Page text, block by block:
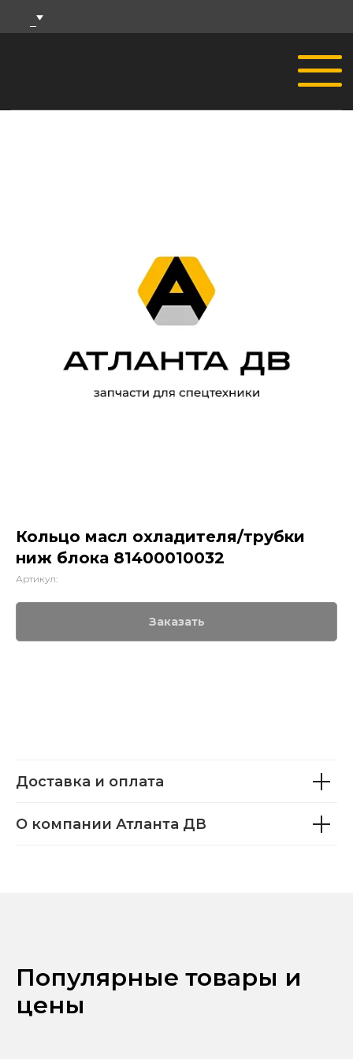
Кольцо масл охладителя/трубки
ниж блока 81400010032
Артикул:
Заказать
Доставка и оплата
О компании Атланта ДВ
Популярные товары и
цены